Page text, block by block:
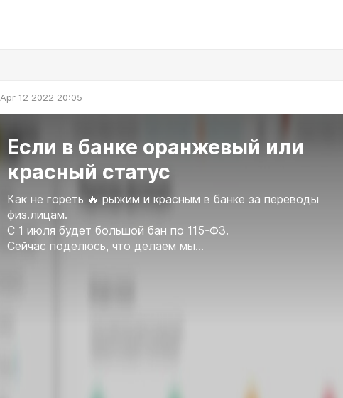
Apr 12 2022 20:05
Если в банке оранжевый или
красный статус
Как не гореть 🔥 рыжим и красным в банке за переводы
физ.лицам.
С 1 июля будет большой бан по 115-ФЗ.
Сейчас поделюсь, что делаем мы…